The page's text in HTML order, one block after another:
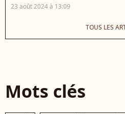
23 août 2024 à 13:09
TOUS LES
Mots clés